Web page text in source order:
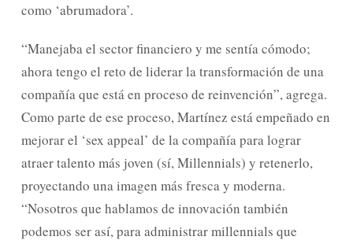
como ‘abrumadora’.
“Manejaba el sector financiero y me sentía cómodo;
ahora tengo el reto de liderar la transformación de una
compañía que está en proceso de reinvención”, agrega.
Como parte de ese proceso, Martínez está empeñado en
mejorar el ‘sex appeal’ de la compañía para lograr
atraer talento más joven (sí, Millennials) y retenerlo,
proyectando una imagen más fresca y moderna.
“Nosotros que hablamos de innovación también
podemos ser así, para administrar millennials que